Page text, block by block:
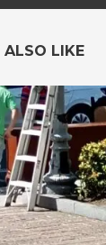
ALSO LIKE